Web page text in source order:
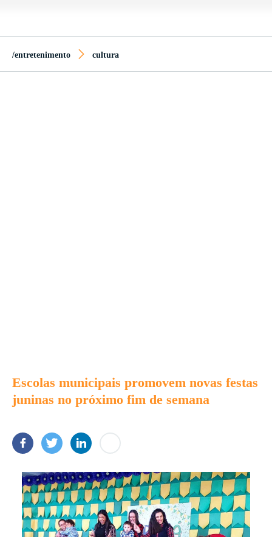
/entretenimento cultura
Escolas municipais promovem novas festas
juninas no próximo fim de semana